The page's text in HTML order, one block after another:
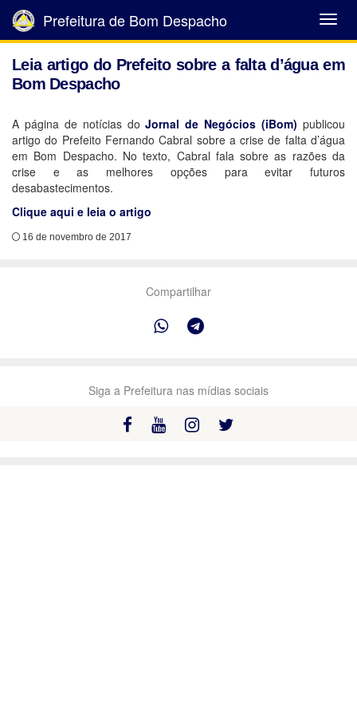
Abrir
Menu
Prefeitura de Bom Despacho
Leia artigo do Prefeito sobre a falta d’água em
Bom Despacho
A página de notícias doJornal de Negócios (iBom) publicou
artigo do Prefeito Fernando Cabral sobre a crise de falta d’água
em Bom Despacho. No texto, Cabral fala sobre as razões da
crise e as melhores opções para evitar futuros
desabastecimentos.
Clique aqui e leia o artigo
16 de novembro de 2017
Compartilhar
Siga a Prefeitura nas mídias sociais